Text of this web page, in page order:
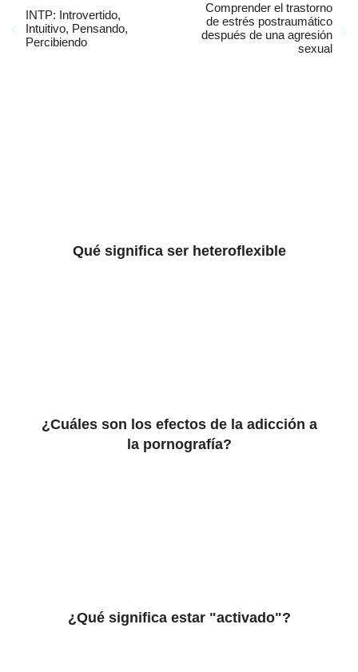
INTP: Introvertido,
Intuitivo, Pensando,
Percibiendo
Comprender el trastorno
de estrés postraumático
después de una agresión
sexual
Qué significa ser heteroflexible
¿Cuáles son los efectos de la adicción a
la pornografía?
¿Qué significa estar "activado"?